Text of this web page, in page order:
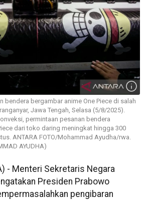
bendera bergambar anime One Piece di salah
Jawa Tengah, Selasa (5/8/2025).
permintaan pesanan bendera
dari toko daring meningkat hingga 300
ANTARA FOTO/Mohammad Ayudha/rwa.
AYUDHA)
- Menteri Sekretaris Negara
Presiden Prabowo
pengibaran